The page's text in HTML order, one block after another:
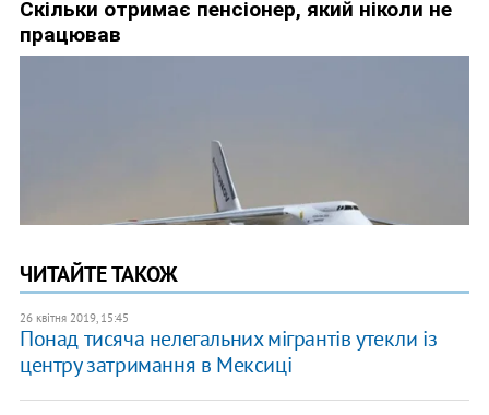
ЧИТАЙТЕ ТАКОЖ
26 квітня 2019, 15:45
Понад тисяча нелегальних мігрантів утекли із
центру затримання в Мексиці